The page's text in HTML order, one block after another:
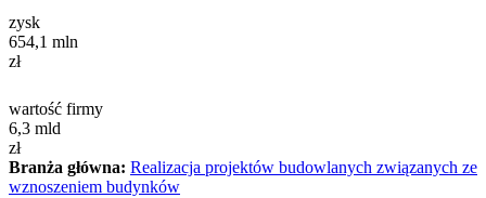
zysk
654,1 mln
zł
wartość firmy
6,3 mld
zł
Branża główna: Realizacja projektów budowlanych związanych ze
wznoszeniem budynków